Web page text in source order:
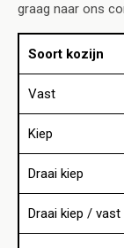
graag naar ons
Soort kozijn
Vast
Kiep
Draai kiep
Draai kiep / vast